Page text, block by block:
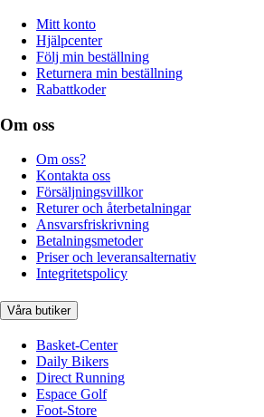
Mitt konto
Hjälpcenter
Följ min beställning
Returnera min beställning
Rabattkoder
Om oss
Om oss?
Kontakta oss
Försäljningsvillkor
Returer och återbetalningar
Ansvarsfriskrivning
Betalningsmetoder
Priser och leveransalternativ
Integritetspolicy
Våra butiker
Basket-Center
Daily Bikers
Direct Running
Espace Golf
Foot-Store